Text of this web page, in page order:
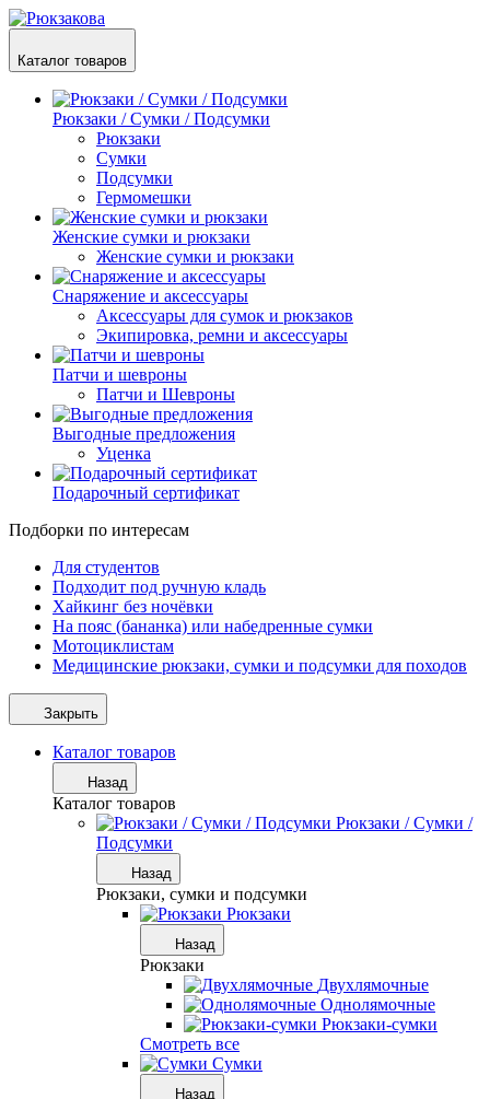
Каталог товаров
Рюкзаки / Сумки / Подсумки
Рюкзаки
Сумки
Подсумки
Гермомешки
Женские сумки и рюкзаки
Женские сумки и рюкзаки
Снаряжение и аксессуары
Аксессуары для сумок и рюкзаков
Экипировка, ремни и аксессуары
Патчи и шевроны
Патчи и Шевроны
Выгодные предложения
Уценка
Подарочный сертификат
Подборки по интересам
Для студентов
Подходит под ручную кладь
Хайкинг без ночёвки
На пояс (бананка) или набедренные сумки
Мотоциклистам
Медицинские рюкзаки, сумки и подсумки для походов
Закрыть
Каталог товаров
Назад
Каталог товаров
Рюкзаки / Сумки /
Подсумки
Назад
Рюкзаки, сумки и подсумки
Рюкзаки
Назад
Рюкзаки
Двухлямочные
Однолямочные
Рюкзаки-сумки
Смотреть все
Сумки
Назад